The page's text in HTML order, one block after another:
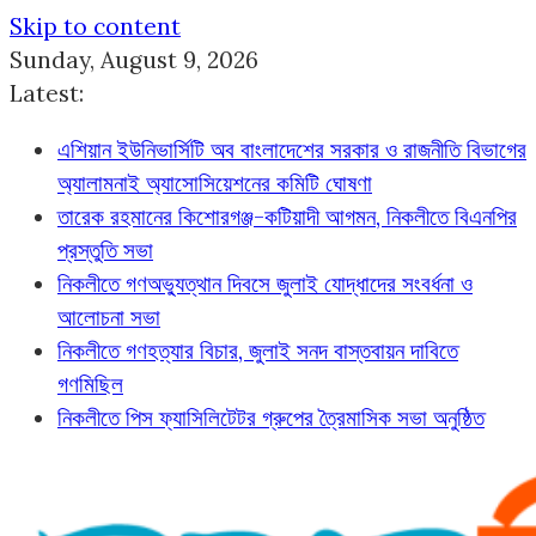
Skip to content
Sunday, August 9, 2026
Latest:
এশিয়ান ইউনিভার্সিটি অব বাংলাদেশের সরকার ও রাজনীতি বিভাগের
অ্যালামনাই অ্যাসোসিয়েশনের কমিটি ঘোষণা
তারেক রহমানের কিশোরগঞ্জ-কটিয়াদী আগমন, নিকলীতে বিএনপির
প্রস্তুতি সভা
নিকলীতে গণঅভ্যুত্থান দিবসে জুলাই যোদ্ধাদের সংবর্ধনা ও
আলোচনা সভা
নিকলীতে গণহত্যার বিচার, জুলাই সনদ বাস্তবায়ন দাবিতে
গণমিছিল
নিকলীতে পিস ফ্যাসিলিটেটর গ্রুপের ত্রৈমাসিক সভা অনুষ্ঠিত